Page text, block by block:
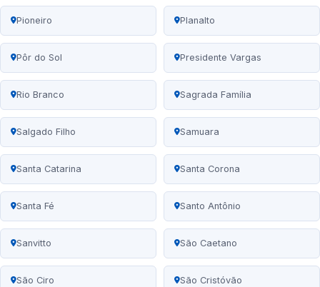
Pioneiro Planalto
Pôr do Sol Presidente Vargas
Rio Branco Sagrada Família
Salgado Filho Samuara
Santa Catarina Santa Corona
Santa Fé Santo Antônio
Sanvitto São Caetano
São Ciro São Cristóvão